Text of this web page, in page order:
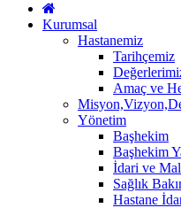
Kurumsal
Hastanemiz
Tarihçemiz
Amaç ve
Yönetim
Başhekim
Başhekim
İdari ve
Sağlık
Hastane